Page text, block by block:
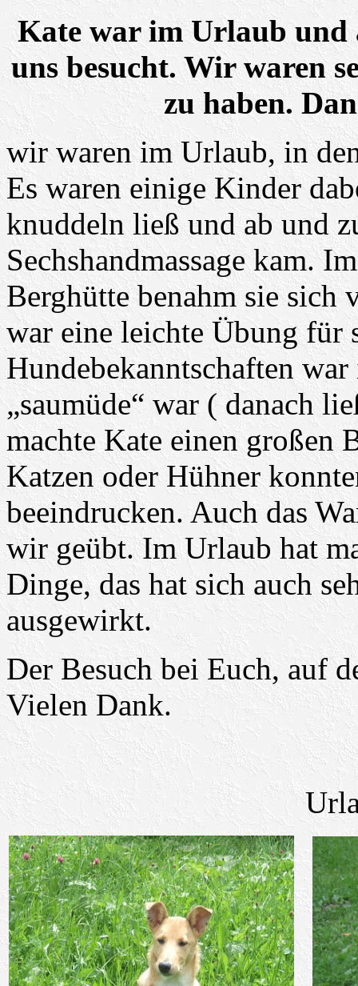
Kate war im Urlaub und
uns besucht. Wir waren
zu haben.
wir waren im Urlaub, in
Es waren einige Kinder
knuddeln ließ und ab und
Sechshandmassage kam.
Berghütte benahm sie
war eine leichte Übung für
Hundebekanntschaften
„saumüde“ war ( danach
machte Kate einen großen
Katzen oder Hühner
beeindrucken. Auch das
wir geübt. Im Urlaub hat
Dinge, das hat sich auch
ausgewirkt.
Der Besuch bei Euch, auf
Vielen Dank.